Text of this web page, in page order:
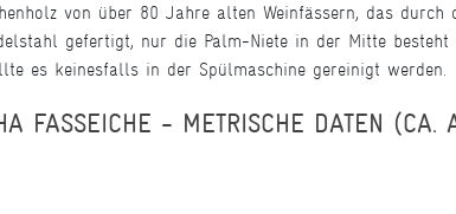
von über 80 Jahre alten Weinfässern, das durch
gefertigt, nur die Palm-Niete in der Mitte
es keinesfalls in der Spülmaschine gereinigt werden.
FASSEICHE - METRISCHE DATEN (CA.